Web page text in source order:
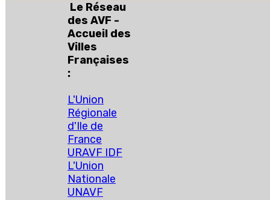
Le Réseau
des AVF -
Accueil des
Villes
Françaises
:
L'Union
Régionale
d'Ile de
France
URAVF IDF
L'Union
Nationale
UNAVF